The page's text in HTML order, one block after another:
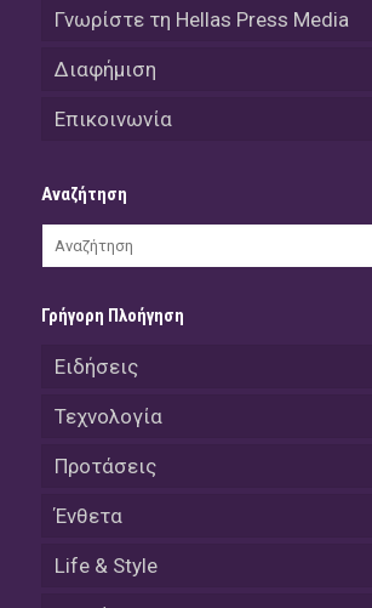
Γνωρίστε τη Hellas Press Media
Διαφήμιση
Επικοινωνία
Αναζήτηση
Γρήγορη Πλοήγηση
Ειδήσεις
Τεχνολογία
Προτάσεις
Ένθετα
Life & Style